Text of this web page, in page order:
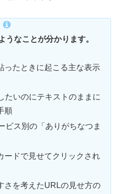
うなことが分かります。
ったときに起こる主な表示
たいのにテキストのままに
順
ビス別の「ありがちなつま
ードで見せてクリックされ
さを考えたURLの見せ方の